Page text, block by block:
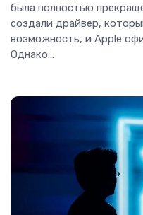
была полностью
создали драйвер,
возможность, и Apple
Однако...